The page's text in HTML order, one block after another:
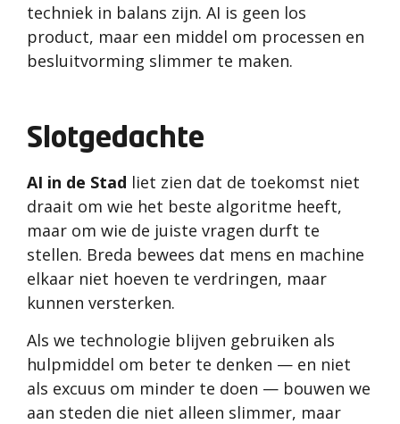
techniek in balans zijn. AI is geen los
product, maar een middel om processen en
besluitvorming slimmer te maken.
Slotgedachte
AI in de Stad liet zien dat de toekomst niet
draait om wie het beste algoritme heeft,
maar om wie de juiste vragen durft te
stellen. Breda bewees dat mens en machine
elkaar niet hoeven te verdringen, maar
kunnen versterken.
Als we technologie blijven gebruiken als
hulpmiddel om beter te denken — en niet
als excuus om minder te doen — bouwen we
aan steden die niet alleen slimmer, maar